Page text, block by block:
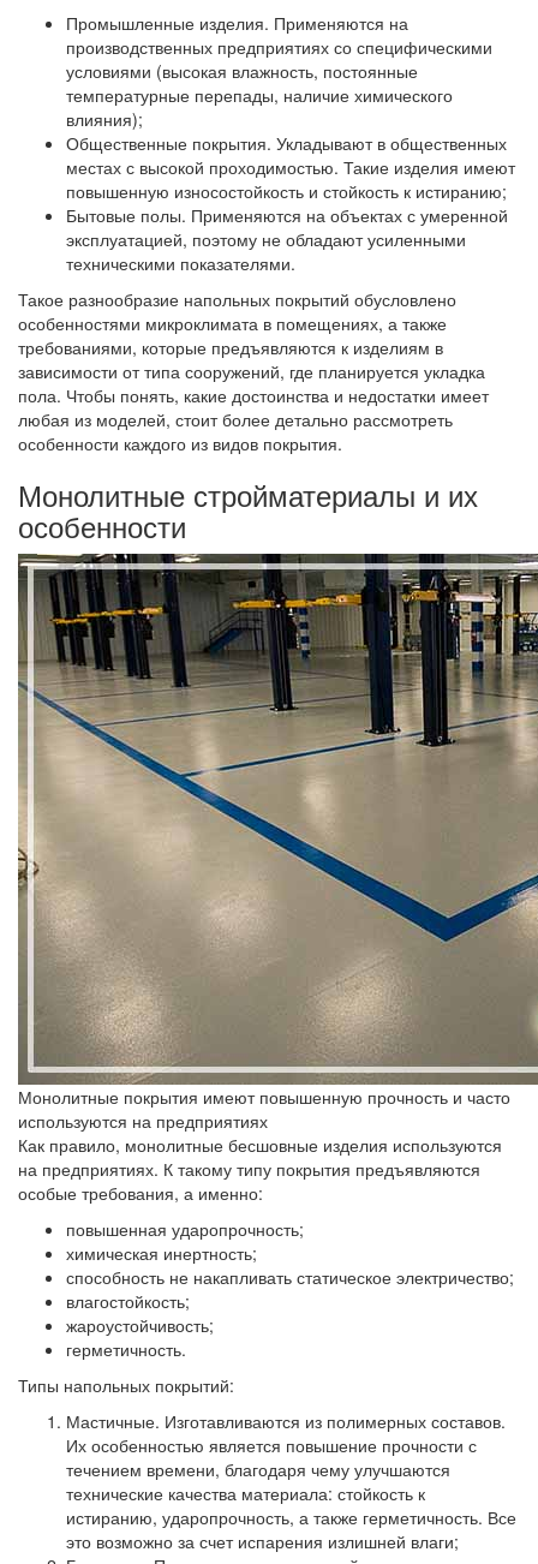
Промышленные изделия. Применяются на
производственных предприятиях со специфическими
условиями (высокая влажность, постоянные
температурные перепады, наличие химического
влияния);
Общественные покрытия. Укладывают в общественных
местах с высокой проходимостью. Такие изделия имеют
повышенную износостойкость и стойкость к истиранию;
Бытовые полы. Применяются на объектах с умеренной
эксплуатацией, поэтому не обладают усиленными
техническими показателями.
Такое разнообразие напольных покрытий обусловлено
особенностями микроклимата в помещениях, а также
требованиями, которые предъявляются к изделиям в
зависимости от типа сооружений, где планируется укладка
пола. Чтобы понять, какие достоинства и недостатки имеет
любая из моделей, стоит более детально рассмотреть
особенности каждого из видов покрытия.
Монолитные стройматериалы и их
особенности
Монолитные покрытия имеют повышенную прочность и часто
используются на предприятиях
Как правило, монолитные бесшовные изделия используются
на предприятиях. К такому типу покрытия предъявляются
особые требования, а именно:
повышенная ударопрочность;
химическая инертность;
способность не накапливать статическое электричество;
влагостойкость;
жароустойчивость;
герметичность.
Типы напольных покрытий:
Мастичные. Изготавливаются из полимерных составов.
Их особенностью является повышение прочности с
течением времени, благодаря чему улучшаются
технические качества материала: стойкость к
истиранию, ударопрочность, а также герметичность. Все
это возможно за счет испарения излишней влаги;